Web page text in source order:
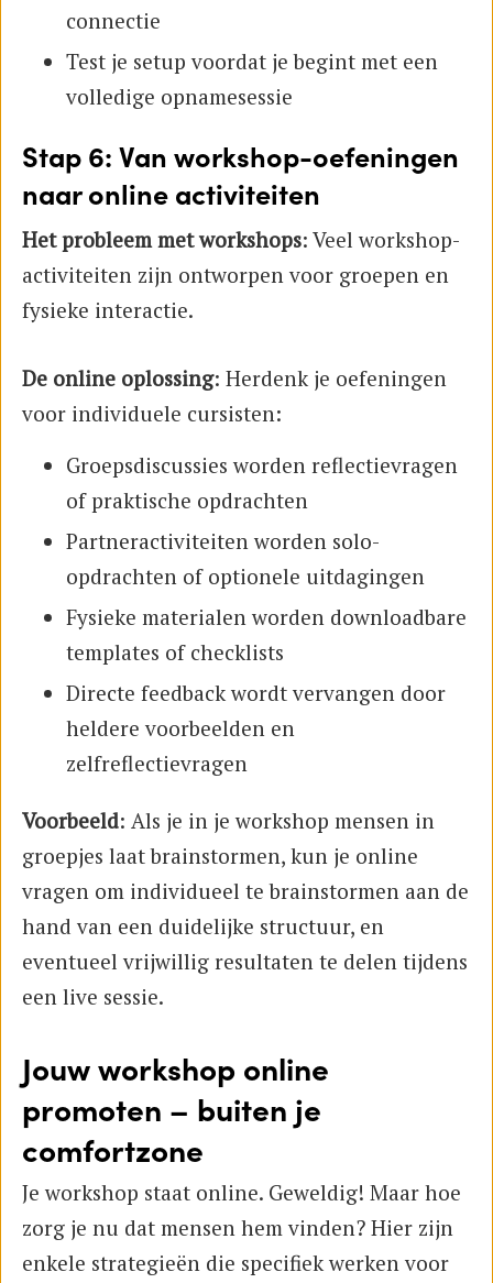
connectie
Test je setup voordat je begint met een
volledige opnamesessie
Stap 6: Van workshop-oefeningen
naar online activiteiten
Het probleem met workshops: Veel workshop-
activiteiten zijn ontworpen voor groepen en
fysieke interactie.
De online oplossing: Herdenk je oefeningen
voor individuele cursisten:
Groepsdiscussies worden reflectievragen
of praktische opdrachten
Partneractiviteiten worden solo-
opdrachten of optionele uitdagingen
Fysieke materialen worden downloadbare
templates of checklists
Directe feedback wordt vervangen door
heldere voorbeelden en
zelfreflectievragen
Voorbeeld: Als je in je workshop mensen in
groepjes laat brainstormen, kun je online
vragen om individueel te brainstormen aan de
hand van een duidelijke structuur, en
eventueel vrijwillig resultaten te delen tijdens
een live sessie.
Jouw workshop online
promoten – buiten je
comfortzone
Je workshop staat online. Geweldig! Maar hoe
zorg je nu dat mensen hem vinden? Hier zijn
enkele strategieën die specifiek werken voor